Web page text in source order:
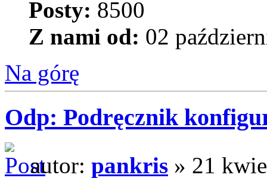
Posty: 8500
Z nami od: 02
Na górę
Odp: Podręcznik
autor: pankris » 21